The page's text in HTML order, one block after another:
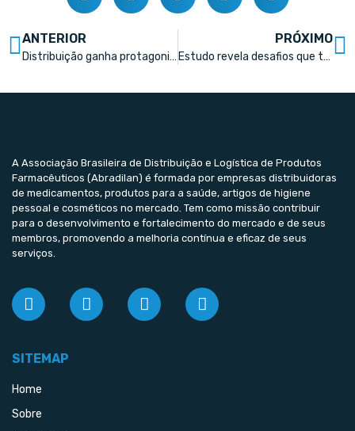
ANTERIOR
Distribuição ganha protagonismo no Conexão Farma 2026 e premiação reforça força da parceria com a indústria
PRÓXIMO
Estudo revela desafios que travam eficiência e escalabilidade no setor farmacêutico
A Associação Brasileira de Distribuição e Logística de Produtos
Farmacêuticos (Abradilan) é formada por empresas distribuidoras
de medicamentos, produtos para a saúde, artigos de higiene
pessoal e cosméticos no mercado. Tem como missão contribuir
para o desenvolvimento e fortalecimento do mercado e de seus
membros, promovendo a melhoria contínua e eficaz de seus
serviços.
SITEMAP
Home
Sobre